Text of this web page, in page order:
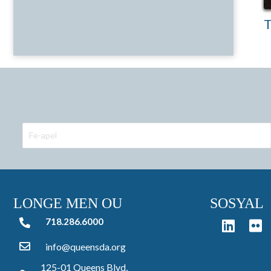
LONGE MEN OU
718.286.6000
718.286.6000
info@queensda.org
125-01 Queens Blvd,
SOSYAL